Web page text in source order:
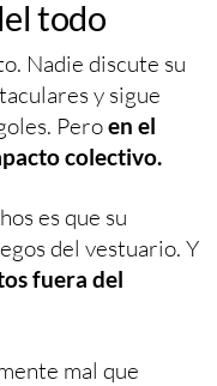
todo
Nadie discute su
y sigue
Peroen el
colectivo.
es que su
del vestuario. Y
fuera del
mal que